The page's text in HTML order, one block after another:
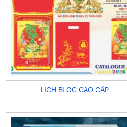
LỊCH BLOC CAO CẤP